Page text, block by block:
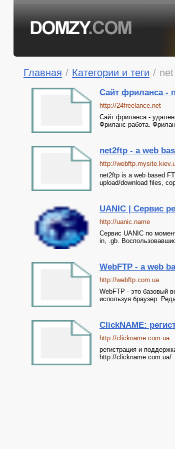
Главная / Категории и теги / net
Сайт фриланса -
http://24freelance.net
Сайт фриланса -
Фриланс работа.
net2ftp - a web
http://
net2ftp is a web based
upload/download files,
UANIC | Сервис
http://uanic.name
Сервис UANIC по
in, .gb.
WebFTP - a web
http://webftp.com.ua
WebFTP - это базовый
используя браузер.
ClickNAME:
http://clickname.com.ua
регистрация и
http://clickname.com.ua/